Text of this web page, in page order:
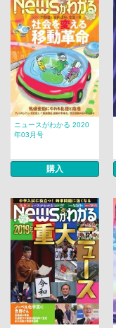
ニュースがわかる 2020
年03月号
購入